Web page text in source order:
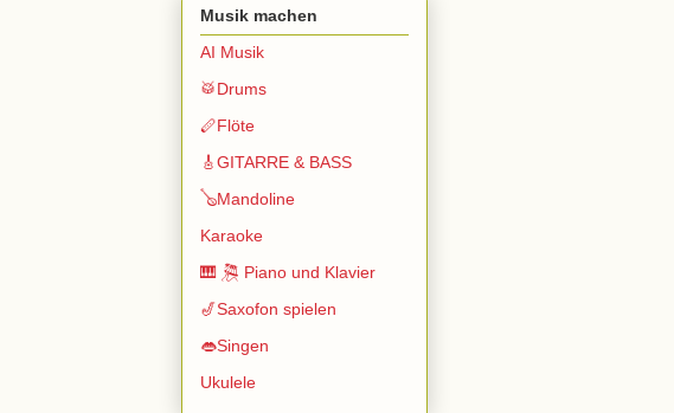
Musik machen
AI Musik
🥁Drums
🪈Flöte
🎸GITARRE & BASS
🪕Mandoline
Karaoke
🎹 🎘 Piano und Klavier
🎷Saxofon spielen
👄Singen
Ukulele